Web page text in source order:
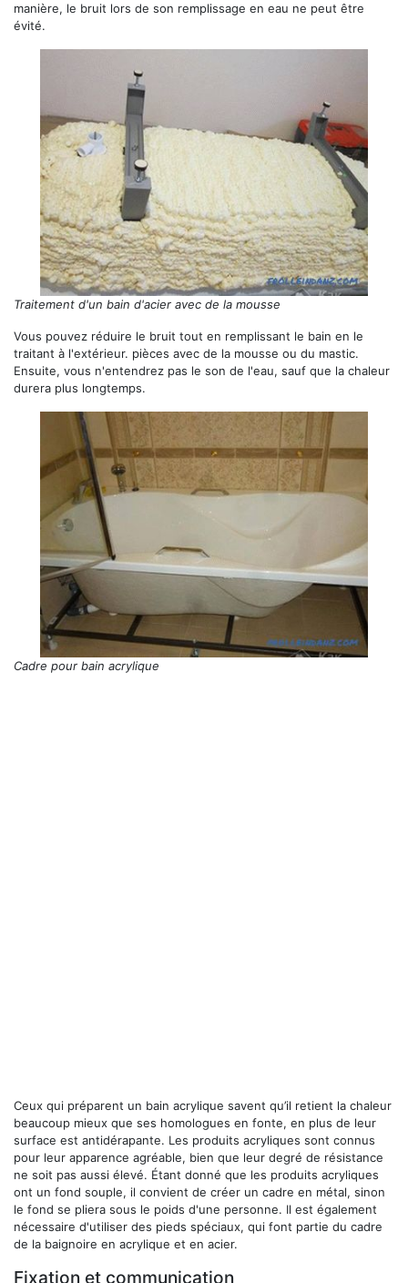
manière, le bruit lors de son remplissage en eau ne peut être
évité.
Traitement d'un bain d'acier avec de la mousse
Vous pouvez réduire le bruit tout en remplissant le bain en le
traitant à l'extérieur. pièces avec de la mousse ou du mastic.
Ensuite, vous n'entendrez pas le son de l'eau, sauf que la chaleur
durera plus longtemps.
Cadre pour bain acrylique
Ceux qui préparent un bain acrylique savent qu’il retient la chaleur
beaucoup mieux que ses homologues en fonte, en plus de leur
surface est antidérapante. Les produits acryliques sont connus
pour leur apparence agréable, bien que leur degré de résistance
ne soit pas aussi élevé. Étant donné que les produits acryliques
ont un fond souple, il convient de créer un cadre en métal, sinon
le fond se pliera sous le poids d'une personne. Il est également
nécessaire d'utiliser des pieds spéciaux, qui font partie du cadre
de la baignoire en acrylique et en acier.
Fixation et communication